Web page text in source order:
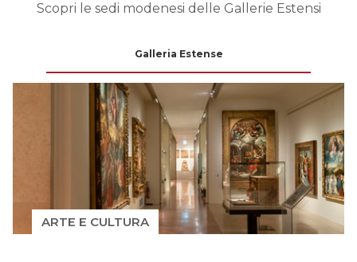
Scopri le sedi modenesi delle Gallerie Estensi
Galleria Estense
ARTE E CULTURA